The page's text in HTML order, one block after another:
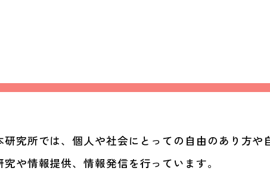
研究所では、個人や社会にとっての自由のあり方や
究や情報提供、情報発信を行っています。